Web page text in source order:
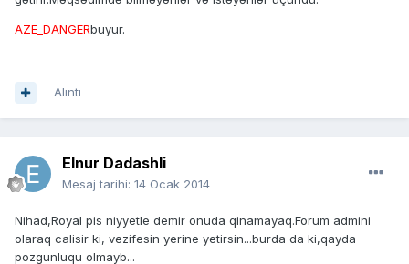
AZE_DANGERbuyur.
Alıntı
Elnur Dadashli
Mesaj tarihi: 14 Ocak 2014
Nihad,Royal pis niyyetle demir onuda qinamayaq.Forum admini
olaraq calisir ki, vezifesin yerine yetirsin...burda da ki,qayda
pozgunluqu olmayb...